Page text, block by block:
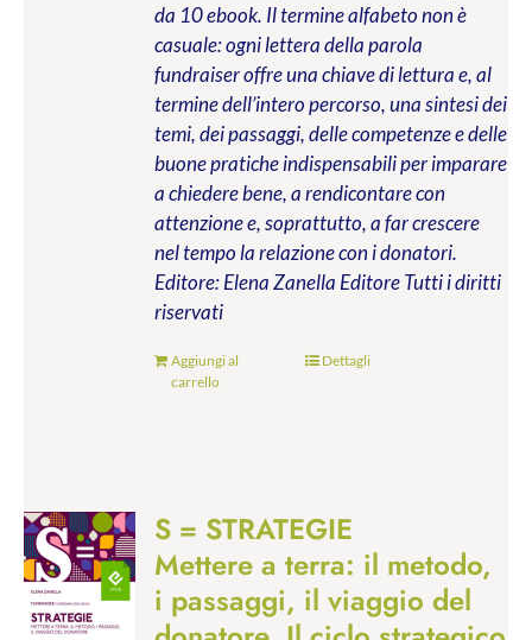
da 10 ebook. Il termine alfabeto non è
casuale: ogni lettera della parola
fundraiser offre una chiave di lettura e, al
termine dell’intero percorso, una sintesi dei
temi, dei passaggi, delle competenze e delle
buone pratiche indispensabili per imparare
a chiedere bene, a rendicontare con
attenzione e, soprattutto, a far crescere
nel tempo la relazione con i donatori.
Editore: Elena Zanella EditoreTutti i diritti
riservati
Aggiungi al
carrello
Dettagli
S = STRATEGIE
Mettere a terra: il metodo,
i passaggi, il viaggio del